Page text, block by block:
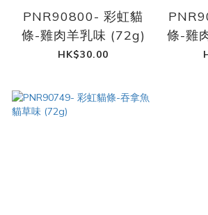
PNR90800- 彩虹貓
條-雞肉羊乳味 (72g)
HK$30.00
條-雞